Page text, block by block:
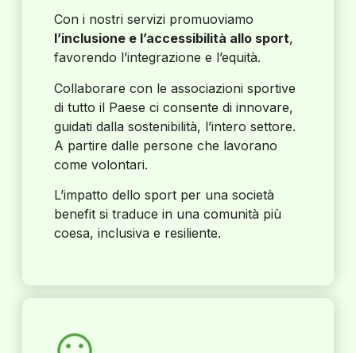
Con i nostri servizi promuoviamo
l’inclusione e l’accessibilità allo sport,
favorendo l’integrazione e l’equità.
Collaborare con le associazioni sportive
di tutto il Paese ci consente di innovare,
guidati dalla sostenibilità, l’intero settore.
A partire dalle persone che lavorano
come volontari.
L’impatto dello sport per una società
benefit si traduce in una comunità più
coesa, inclusiva e resiliente.